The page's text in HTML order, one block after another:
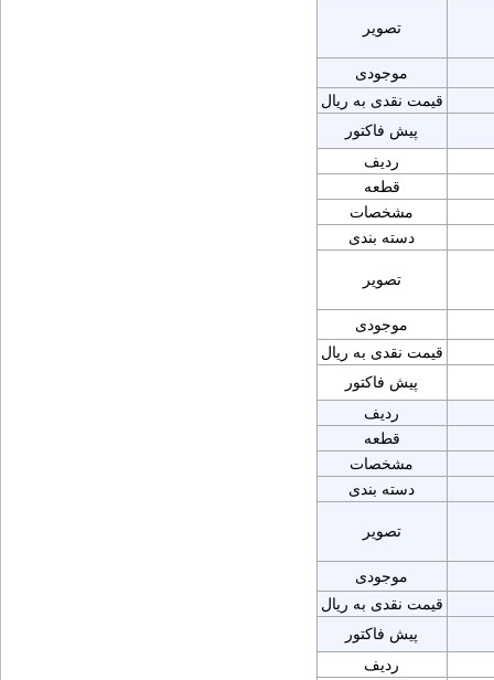
تصویر
موجودی
قیمت نقدی به ریال
پیش فاکتور
ردیف
قطعه
مشخصات
دسته بندی
تصویر
موجودی
قیمت نقدی به ریال
پیش فاکتور
ردیف
قطعه
مشخصات
دسته بندی
تصویر
موجودی
قیمت نقدی به ریال
پیش فاکتور
ردیف